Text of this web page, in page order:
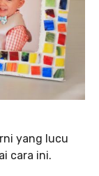
yang lucu
cara ini.